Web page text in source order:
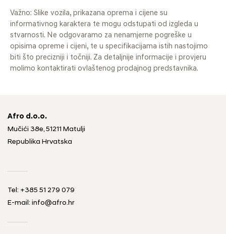
Važno: Slike vozila, prikazana oprema i cijene su
informativnog karaktera te mogu odstupati od izgleda u
stvarnosti. Ne odgovaramo za nenamjerne pogreške u
opisima opreme i cijeni, te u specifikacijama istih nastojimo
biti što precizniji i točniji. Za detaljnije informacije i provjeru
molimo kontaktirati ovlaštenog prodajnog predstavnika.
Afro d.o.o.
Mučići 38e, 51211 Matulji
Republika Hrvatska
Tel: +385 51 279 079
E-mail: info@afro.hr